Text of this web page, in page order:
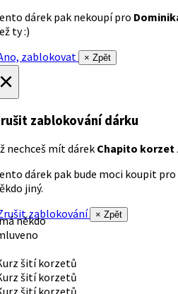
dárek pak nekoupí pro
ty :)
zablokovat
× Zpět
zablokování dárku
nechceš mít dárek Chapito korzet
dárek pak bude moci koupit pro
jiný.
zablokování
× Zpět
někdo